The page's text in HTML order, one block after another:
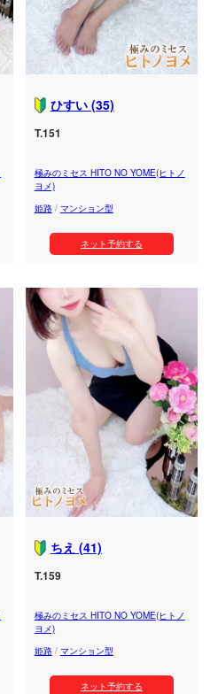
ひすい (35)
T.151
極みのミセス HITO NO YOME(ヒトノ
ヨメ)
姫路/ マンション型
ネット予約する
ちえ (41)
T.159
極みのミセス HITO NO YOME(ヒトノ
ヨメ)
姫路/ マンション型
ネット予約する